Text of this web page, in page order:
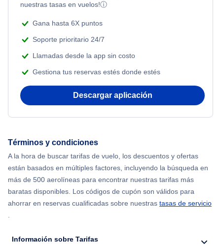
Flights from Nueva York to Estanbul
Flights from Nueva York to Mumbai
Flights from Shanghai to Nueva York
Flights from Nueva York to Hong Kong
Flights from Nueva York to Seúl
Beach Vacations
nuestras tasas en vuelos!ⓘ
Gana hasta 6X puntos
Soporte prioritario 24/7
Llamadas desde la app sin costo
Gestiona tus reservas estés donde estés
Descargar aplicación
Términos y condiciones
A la hora de buscar tarifas de vuelo, los descuentos y ofertas
están basados en múltiples factores, incluyendo la búsqueda en
más de 500 aerolíneas para encontrar nuestras tarifas más
baratas disponibles. Los códigos de cupón son válidos para
ahorrar en reservas cualificadas sobre nuestras tasas de servicio
.
Información sobre Tarifas